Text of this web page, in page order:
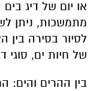
או יום של דיג
מתמשכות, ניתן
לסיור בסירה בין
של חיות ים, סוגי
בין ההרים והים: